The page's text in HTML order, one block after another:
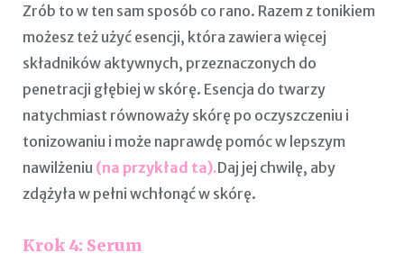
Zrób to w ten sam sposób co rano. Razem z tonikiem
możesz też użyć esencji, która zawiera więcej
składników aktywnych, przeznaczonych do
penetracji głębiej w skórę. Esencja do twarzy
natychmiast równoważy skórę po oczyszczeniu i
tonizowaniu i może naprawdę pomóc w lepszym
nawilżeniu (na przykład ta).Daj jej chwilę, aby
zdążyła w pełni wchłonąć w skórę.
Krok 4: Serum